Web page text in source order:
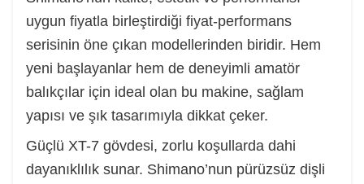
uygun fiyatla birleştirdiği fiyat-performans
serisinin öne çıkan modellerinden biridir. Hem
yeni başlayanlar hem de deneyimli amatör
balıkçılar için ideal olan bu makine, sağlam
yapısı ve şık tasarımıyla dikkat çeker.
Güçlü XT-7 gövdesi, zorlu koşullarda dahi
dayanıklılık sunar. Shimano’nun pürüzsüz dişli